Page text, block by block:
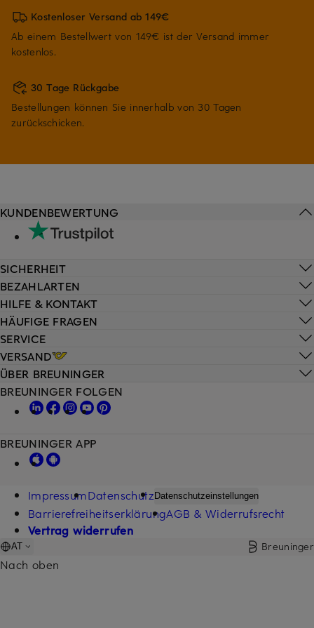
Kostenloser Versand ab 149€
Ab einem Bestellwert von 149€ ist der Versand immer
kostenlos.
30 Tage Rückgabe
Bestellungen können Sie innerhalb von 30 Tagen
zurückschicken.
HILFE & KONTAKT
HÄUFIGE FRAGEN
SERVICE
VERSAND
KUNDENBEWERTUNG
SICHERHEIT
BEZAHLARTEN
ÜBER BREUNINGER
BREUNINGER FOLGEN
BREUNINGER APP
ImpressumDatenschutzDatenschutzeinstellungen
BarrierefreiheitserklärungAGB & Widerrufsrecht
Vertrag widerrufen
AT Breuninger
Nach oben